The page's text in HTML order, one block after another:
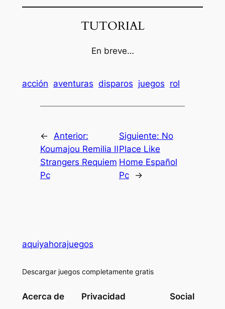
TUTORIAL
En breve…
acción aventuras disparos juegos rol
←
Anterior:
Koumajou Remilia Ⅱ
Strangers Requiem
Pc
Siguiente: No
Place Like
Home Español
Pc
→
aquiyahorajuegos
Descargar juegos completamente gratis
Acerca de Privacidad Social